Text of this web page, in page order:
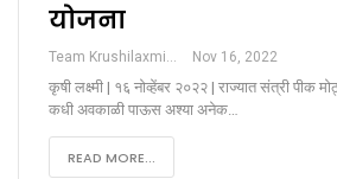
योजना
Team Krushilaxmi Nov 16, 2022
कृषी लक्ष्मी | १६ नोव्हेंबर २०२२ | राज्यात संत्री पीक
कधी अवकाळी पाऊस अश्या अनेक…
READ MORE...